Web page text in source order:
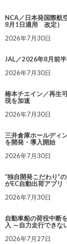
NCA／日本発国際航
8月1日適用 改定）
2026年7月30日
JAL／2026年8月前
2026年7月30日
椿本チエイン／再生
現を加速
2026年7月30日
三井倉庫ホールディ
を開発・導入開始
2026年7月30日
“独自開発こだわり”
がEC自動出荷アプリ
2026年7月30日
自動車船の荷役中断
入 ～自力走行できな
2026年7月27日